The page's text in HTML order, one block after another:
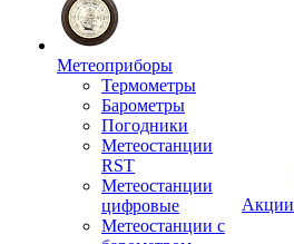
Метеоприборы
Термометры
Барометры
Погодники
Метеостанции
RST
Метеостанции
цифровые
Метеостанции с
Акции